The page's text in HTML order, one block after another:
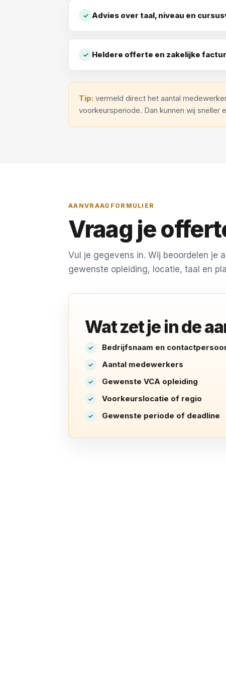
✓ Advies over taal, niveau en
✓ Heldere offerte en zakelijke
Tip: vermeld direct het aantal
voorkeursperiode. Dan kunnen wij sneller
AANVRAAGFORMULIER
Vraag je
Vul je gegevens in. Wij beoordelen je
gewenste opleiding, locatie, taal en
Wat zet je in de
Bedrijfsnaam en
Aantal medewerkers
Gewenste VCA opleiding
Voorkeurslocatie of regio
Gewenste periode of deadline